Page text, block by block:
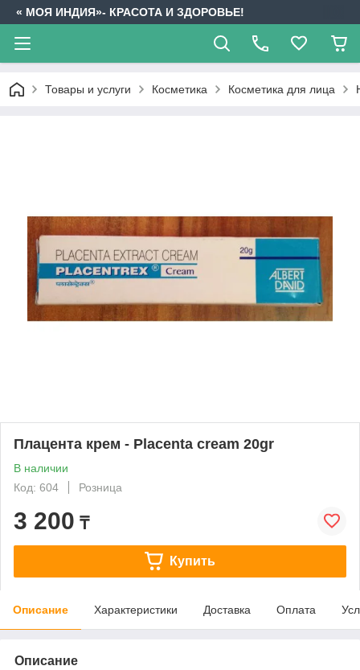
« МОЯ ИНДИЯ»- КРАСОТА И ЗДОРОВЬЕ!
Товары и услуги Косметика Косметика для лица
Плацента крем - Placenta cream 20gr
В наличии
Код: 604
Розница
3 200 ₸
Купить
Описание Характеристики Доставка Оплата
Описание